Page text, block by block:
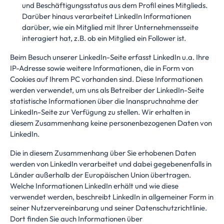
und Beschäftigungsstatus aus dem Profil eines Mitglieds.
Darüber hinaus verarbeitet LinkedIn Informationen
darüber, wie ein Mitglied mit Ihrer Unternehmensseite
interagiert hat, z.B. ob ein Mitglied ein Follower ist.
Beim Besuch unserer LinkedIn-Seite erfasst LinkedIn u.a. Ihre
IP-Adresse sowie weitere Informationen, die in Form von
Cookies auf Ihrem PC vorhanden sind. Diese Informationen
werden verwendet, um uns als Betreiber der LinkedIn-Seite
statistische Informationen über die Inanspruchnahme der
LinkedIn-Seite zur Verfügung zu stellen. Wir erhalten in
diesem Zusammenhang keine personenbezogenen Daten von
LinkedIn.
Die in diesem Zusammenhang über Sie erhobenen Daten
werden von LinkedIn verarbeitet und dabei gegebenenfalls in
Länder außerhalb der Europäischen Union übertragen.
Welche Informationen LinkedIn erhält und wie diese
verwendet werden, beschreibt LinkedIn in allgemeiner Form in
seiner Nutzervereinbarung und seiner Datenschutzrichtlinie.
Dort finden Sie auch Informationen über